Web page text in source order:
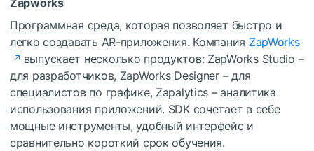
Zapworks
Программная среда, которая позволяет быстро и
легко создавать AR-приложения. Компания ZapWorks
выпускает несколько продуктов: ZapWorks Studio –
для разработчиков, ZapWorks Designer – для
специалистов по графике, Zapalytics – аналитика
использования приложений. SDK сочетает в себе
мощные инструменты, удобный интерфейс и
сравнительно короткий срок обучения.